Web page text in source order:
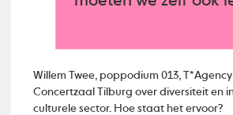
Willem Twee, poppodium 013,
Concertzaal Tilburg over diversiteit en
culturele sector. Hoe staat het ervoor?